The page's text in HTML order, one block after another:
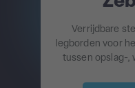
Verrijdbare
legborden voor
tussen opslag-,